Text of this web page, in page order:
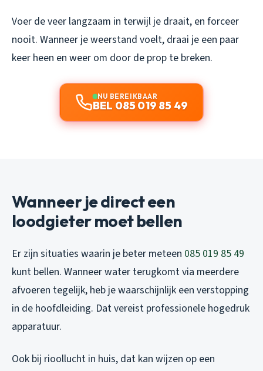
Voer de veer langzaam in terwijl je draait, en forceer
nooit. Wanneer je weerstand voelt, draai je een paar
keer heen en weer om door de prop te breken.
NU BEREIKBAAR
BEL 085 019 85 49
Wanneer je direct een
loodgieter moet bellen
Er zijn situaties waarin je beter meteen 085 019 85 49
kunt bellen. Wanneer water terugkomt via meerdere
afvoeren tegelijk, heb je waarschijnlijk een verstopping
in de hoofdleiding. Dat vereist professionele hogedruk
apparatuur.
Ook bij rioollucht in huis, dat kan wijzen op een